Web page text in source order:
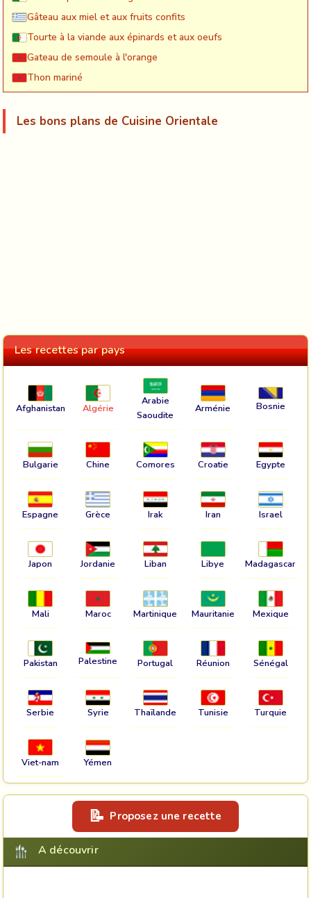
Gâteau aux miel et aux fruits confits
Tourte à la viande aux épinards et aux oeufs
Gateau de semoule à l'orange
Thon mariné
Les bons plans de Cuisine Orientale
Les recettes par pays
Afghanistan Algérie
Arabie
Saoudite
Arménie Bosnie
Bulgarie Chine Comores Croatie Egypte
Espagne Grèce Irak Iran Israel
Japon Jordanie Liban Libye Madagascar
Mali Maroc Martinique Mauritanie Mexique
Pakistan Palestine Portugal Réunion Sénégal
Serbie Syrie Thaïlande Tunisie Turquie
Viet-nam Yémen
Proposez une recette
A découvrir